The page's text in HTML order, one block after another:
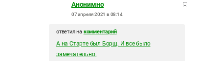
Анонимно
07 апреля 2021 в 08:14
ответил на комментарий
А на Старте был Борщ. И все было
замечательно.